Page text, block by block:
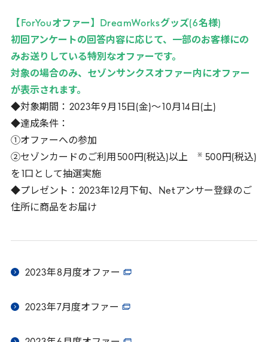
【 ForYouオファー】 DreamWorksグッズ(6名様)
初回アンケートの回答内容に応じて、一部のお客様にの
みお送りしている特別なオファーです。
対象の場合のみ、セゾンサンクスオファー内にオファー
が表示されます。
◆対象期間： 2023年9月 15 日(金)～ 10月 14 日(土)
◆達成条件：
①オファーへの参加
②セゾンカードのご利用 500円(税込)以上 ※ 500円(税込)
を
口として抽選実施
◆プレゼント： 2023年 12月下旬、 Net アンサー登録のご
住所に商品をお届け
2023年8月度オファー
2023年7月度オファー